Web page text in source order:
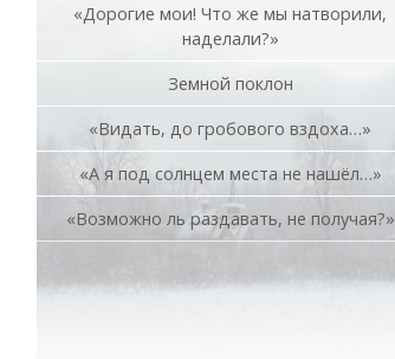
«Дорогие мои! Что же мы натворили,
наделали?»
Земной поклон
«Видать, до гробового вздоха…»
«А я под солнцем места не нашёл…»
«Возможно ль раздавать, не получая?»